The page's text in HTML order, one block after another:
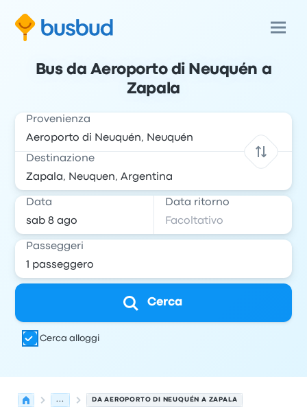
Bus da Aeroporto di Neuquén a
Zapala
Provenienza
Destinazione
Data Data ritorno
Passeggeri
Cerca
Cerca alloggi
... DA AEROPORTO DI NEUQUÉN A ZAPALA